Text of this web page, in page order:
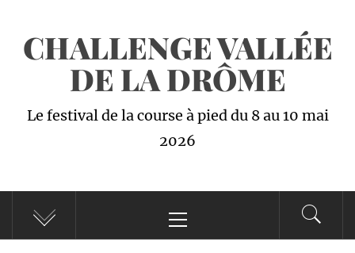
contenu
CHALLENGE VALLÉE
DE LA DRÔME
Le festival de la course à pied du 8 au 10 mai
2026
principal